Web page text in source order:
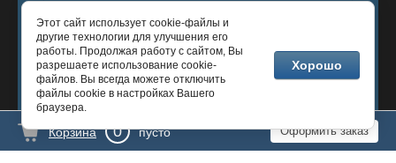
Оформить заказ
Корзина 0 пусто
© 2016 - 2026 © АвтоDеталь-ПРО
Этот сайт использует cookie-файлы и
другие технологии для улучшения его
работы. Продолжая работу с сайтом, Вы
разрешаете использование cookie-
файлов. Вы всегда можете отключить
файлы cookie в настройках Вашего
браузера.
Хорошо